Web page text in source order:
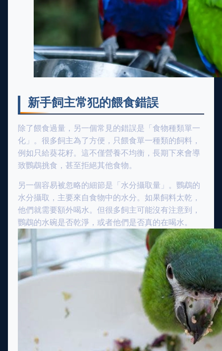
新手飼主常犯的餵食錯誤
除了餵食過量，另一個常見的錯誤是「食物種類單一
化」。很多飼主為了方便，只餵食單一種類的飼料，
例如只給葵花籽。這不僅營養不均衡，長期下來會導
致鸚鵡挑食，甚至拒絕其他食物。
另一個容易被忽略的細節是「水分攝取量」。鸚鵡的
水分攝取，主要來自食物中的水分。如果飼料太乾，
他們就需要額外喝水。但很多飼主可能沒有注意到，
鸚鵡的水碗是否乾淨，或者他們是否真的在喝水。